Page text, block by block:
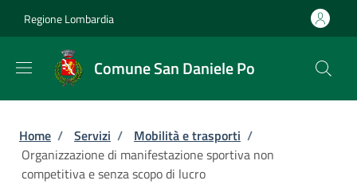
Regione Lombardia
Comune San Daniele Po
Briciole di pane
Home / Servizi / Mobilità e trasporti /
Organizzazione di manifestazione sportiva non
competitiva e senza scopo di lucro